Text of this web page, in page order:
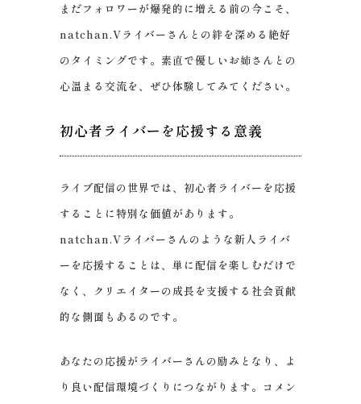
まだフォロワーが爆発的に増える前の今こそ、
natchan.Vライバーさんとの絆を深める絶好
のタイミングです。素直で優しいお姉さんとの
心温まる交流を、ぜひ体験してみてください。
初心者ライバーを応援する意義
ライブ配信の世界では、初心者ライバーを応援
することに特別な価値があります。
natchan.Vライバーさんのような新人ライバ
ーを応援することは、単に配信を楽しむだけで
なく、クリエイターの成長を支援する社会貢献
的な側面もあるのです。
あなたの応援がライバーさんの励みとなり、よ
り良い配信環境づくりにつながります。コメン